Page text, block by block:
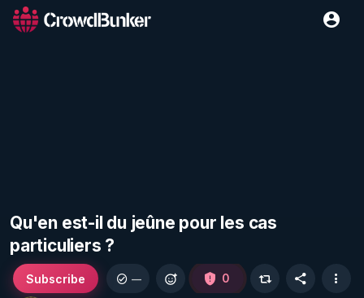
Qu'en est-il du jeûne pour les cas
particuliers ?
Subscribe — 0